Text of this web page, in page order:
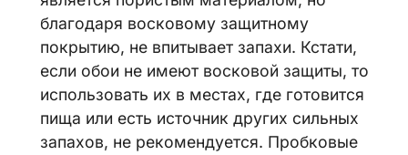
благодаря восковому защитному
покрытию, не впитывает запахи. Кстати,
если обои не имеют восковой защиты, то
использовать их в местах, где готовится
пища или есть источник других сильных
запахов, не рекомендуется. Пробковые